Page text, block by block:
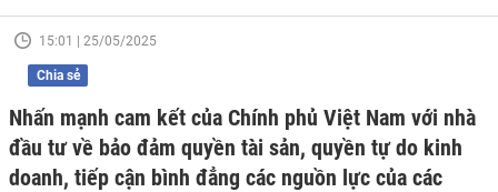
15:01 | 25/05/2025
Chia sẻ
Nhấn mạnh cam kết của Chính phủ Việt Nam với nhà
đầu tư về bảo đảm quyền tài sản, quyền tự do kinh
doanh, tiếp cận bình đẳng các nguồn lực của các